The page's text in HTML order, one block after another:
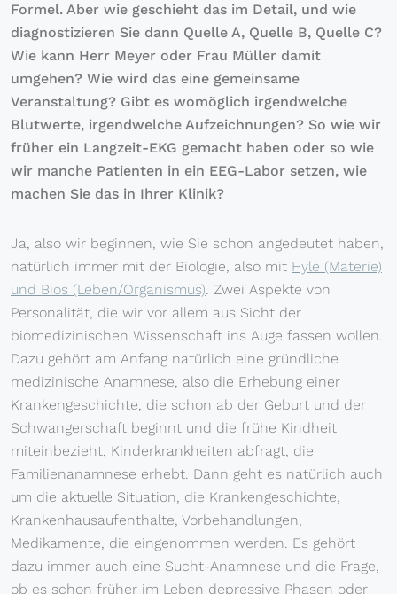
Formel. Aber wie geschieht das im Detail, und wie
diagnostizieren Sie dann Quelle A, Quelle B, Quelle C?
Wie kann Herr Meyer oder Frau Müller damit
umgehen? Wie wird das eine gemeinsame
Veranstaltung? Gibt es womöglich irgendwelche
Blutwerte, irgendwelche Aufzeichnungen? So wie wir
früher ein Langzeit-EKG gemacht haben oder so wie
wir manche Patienten in ein EEG-Labor setzen, wie
machen Sie das in Ihrer Klinik?
Ja, also wir beginnen, wie Sie schon angedeutet haben,
natürlich immer mit der Biologie, also mit Hyle (Materie)
und Bios (Leben/Organismus). Zwei Aspekte von
Personalität, die wir vor allem aus Sicht der
biomedizinischen Wissenschaft ins Auge fassen wollen.
Dazu gehört am Anfang natürlich eine gründliche
medizinische Anamnese, also die Erhebung einer
Krankengeschichte, die schon ab der Geburt und der
Schwangerschaft beginnt und die frühe Kindheit
miteinbezieht, Kinderkrankheiten abfragt, die
Familienanamnese erhebt. Dann geht es natürlich auch
um die aktuelle Situation, die Krankengeschichte,
Krankenhausaufenthalte, Vorbehandlungen,
Medikamente, die eingenommen werden. Es gehört
dazu immer auch eine Sucht-Anamnese und die Frage,
ob es schon früher im Leben depressive Phasen oder